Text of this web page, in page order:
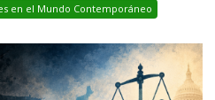
en el Mundo Contemporáneo